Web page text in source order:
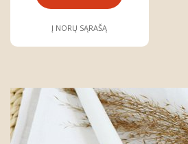
Į NORŲ SĄRAŠĄ